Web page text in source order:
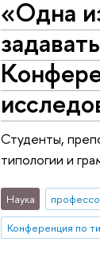
«‎Одна
Студенты,
типологии и
Наука